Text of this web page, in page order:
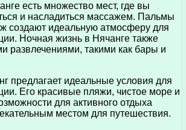
есть множество мест, где вы
и насладиться массажем. Пальмы
создают идеальную атмосферу для
Ночная жизнь в Нячанге также
развлечениями, такими как бары и
предлагает идеальные условия для
Его красивые пляжи, чистое море и
для активного отдыха
местом для путешествия.